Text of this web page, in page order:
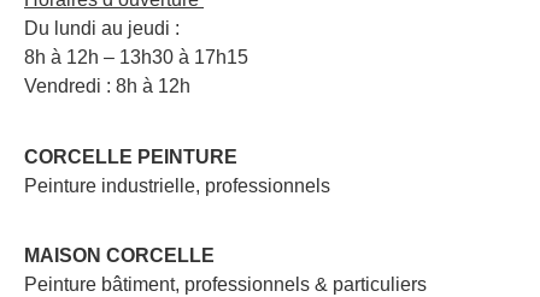
Du lundi au jeudi :
8h à 12h – 13h30 à 17h15
Vendredi : 8h à 12h
CORCELLE PEINTURE
Peinture industrielle, professionnels
MAISON CORCELLE
Peinture bâtiment, professionnels & particuliers